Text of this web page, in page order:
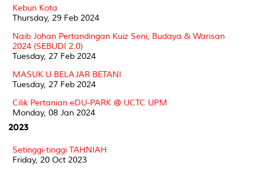
Kebun Kota
Thursday, 29 Feb 2024
Naib Johan Pertandingan Kuiz Seni, Budaya & Warisan
2024 (SEBUDI 2.0)
Tuesday, 27 Feb 2024
MASUK U BELAJAR BETANI
Tuesday, 27 Feb 2024
Cilik Pertanian eDU-PARK @ UCTC UPM
Monday, 08 Jan 2024
2023
Setinggi-tinggi TAHNIAH
Friday, 20 Oct 2023